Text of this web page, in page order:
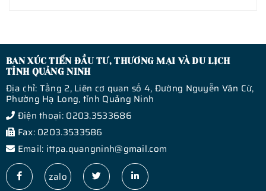
BAN XÚC TIẾN ĐẦU TƯ, THƯƠNG MẠI VÀ DU LỊCH
TỈNH QUẢNG NINH
Địa chỉ: Tầng 2, Liên cơ quan số 4, Đường Nguyễn Văn Cừ,
Phường Hạ Long, tỉnh Quảng Ninh
Điện thoại: 0203.3533686
Fax: 0203.3533586
Email: ittpa.quangninh@gmail.com
zalo